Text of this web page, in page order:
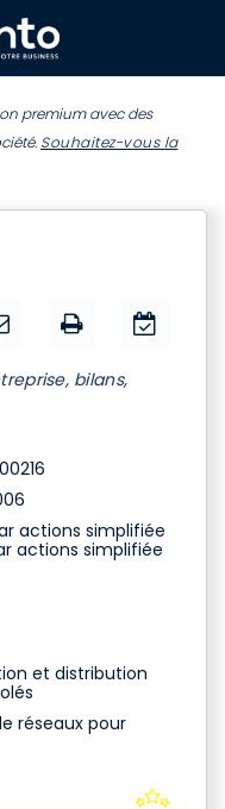
premium avec des
Souhaitez-vous la
bilans,
actions simplifiée
actions simplifiée
et distribution
réseaux pour